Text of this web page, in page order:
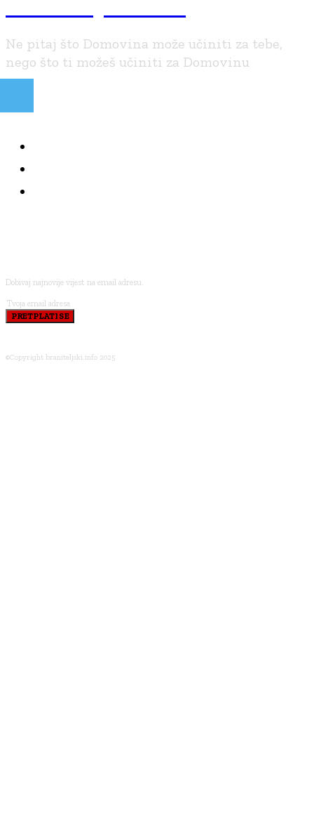
Ne pitaj što Domovina može učiniti za tebe,
nego što ti možeš učiniti za Domovinu
Dobivaj najnovije vijest na email adresu.
PRETPLATI SE
©Copyright braniteljski.info 2025